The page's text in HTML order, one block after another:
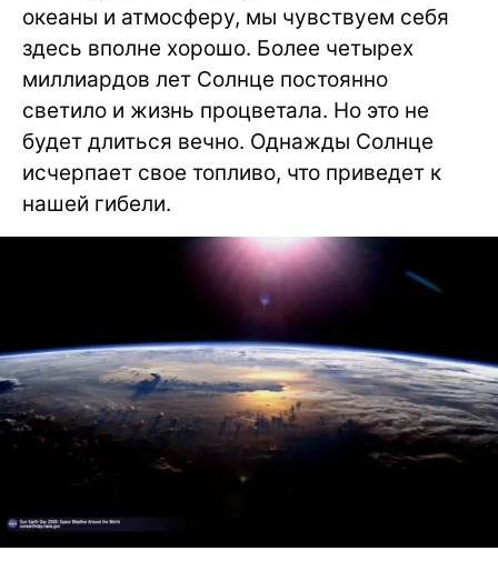
океаны и атмосферу, мы чувствуем себя
здесь вполне хорошо. Более четырех
миллиардов лет Солнце постоянно
светило и жизнь процветала. Но это не
будет длиться вечно. Однажды Солнце
исчерпает свое топливо, что приведет к
нашей гибели.